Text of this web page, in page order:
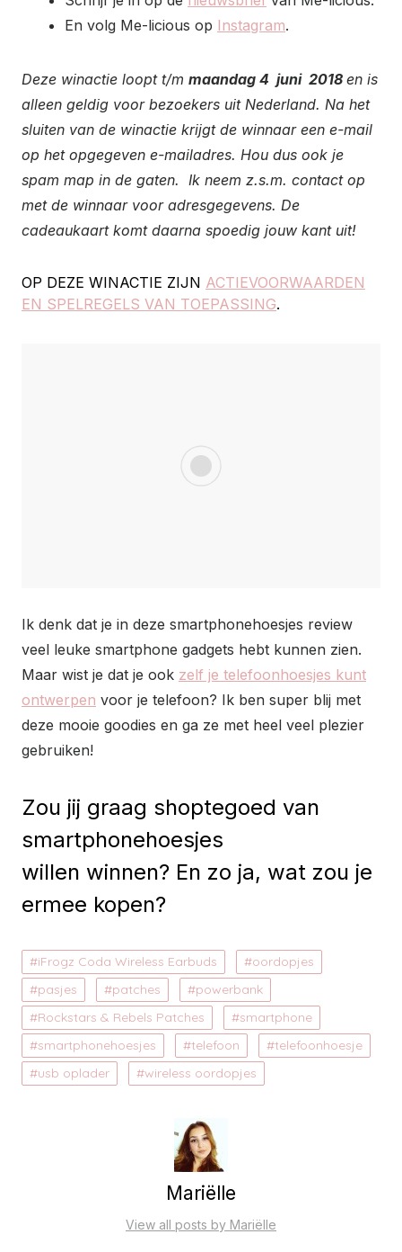
En volg Me-licious op Instagram.
Deze winactie loopt t/m maandag 4 juni 2018 en is
alleen geldig voor bezoekers uit Nederland. Na het
sluiten van de winactie krijgt de winnaar een e-mail
op het opgegeven e-mailadres. Hou dus ook je
spam map in de gaten. Ik neem z.s.m. contact op
met de winnaar voor adresgegevens. De
cadeaukaart komt daarna spoedig jouw kant uit!
OP DEZE WINACTIE ZIJN ACTIEVOORWAARDEN
EN SPELREGELS VAN TOEPASSING.
Ik denk dat je in deze smartphonehoesjes review
veel leuke smartphone gadgets hebt kunnen zien.
Maar wist je dat je ook zelf je telefoonhoesjes kunt
ontwerpen voor je telefoon? Ik ben super blij met
deze mooie goodies en ga ze met heel veel plezier
gebruiken!
Zou jij graag shoptegoed van
smartphonehoesjes
willen winnen? En zo ja, wat zou je
ermee kopen?
iFrogz Coda Wireless Earbuds
oordopjes
pasjes
patches
powerbank
Rockstars & Rebels Patches
smartphone
smartphonehoesjes
telefoon
telefoonhoesje
usb oplader
wireless oordopjes
Mariëlle
View all posts by Mariëlle